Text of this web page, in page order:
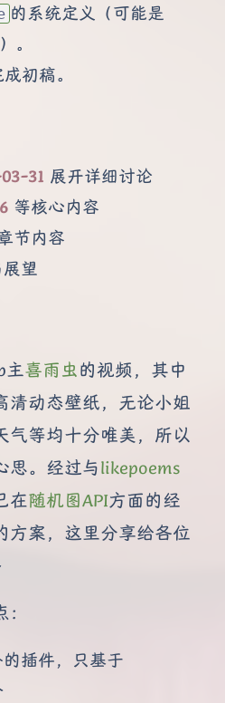
的系统定义（可能是
。
初稿。
31 展开详细讨论
等核心内容
节内容
望
主喜雨虫的视频，其中
清动态壁纸，无论小姐
气等均十分唯美，所以
思。经过与likepoems
在随机图API方面的经
方案，这里分享给各位
插件，只基于